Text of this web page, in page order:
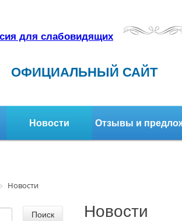
для слабовидящих
ОФИЦИАЛЬНЫЙ САЙТ
Новости Отзывы и
Новости
Новости